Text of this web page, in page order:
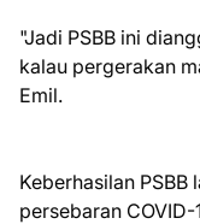
"Jadi PSBB ini
kalau pergerakan
Emil.
Keberhasilan
persebaran